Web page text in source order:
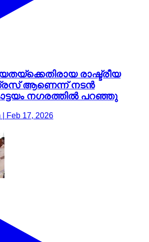
രാഷ്ട്രീയ
ആണെന്ന് നടൻ
നഗരത്തിൽ പറഞ്ഞു
| Feb 17, 2026